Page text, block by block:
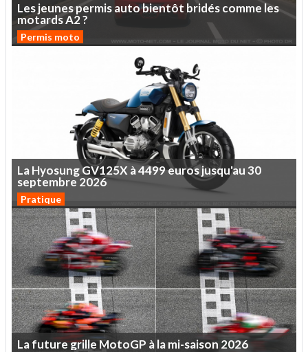
Lesjeunespermisautobientôt bridéscommeles
motardsA2?
Permis moto
LaHyosungGV125X à4499eurosjusqu'au30
septembre 2026
Pratique
Lafuturegrille MotoGP àlami-saison 2026